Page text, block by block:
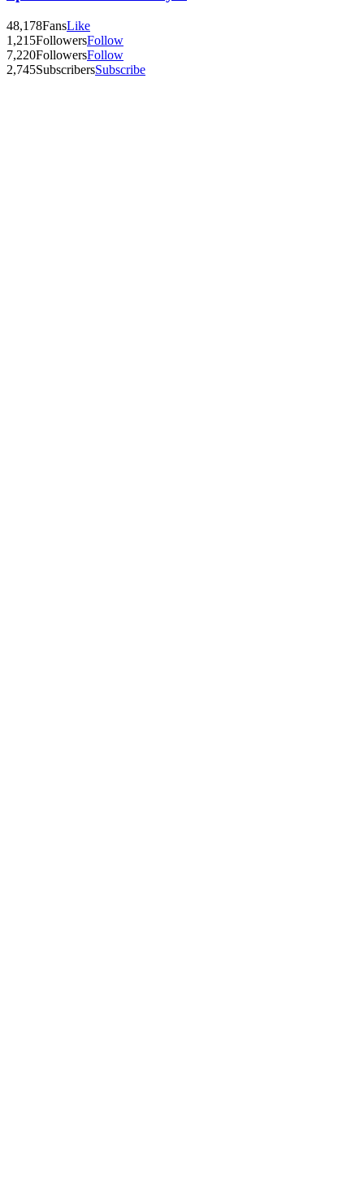
48,178FansLike
1,215FollowersFollow
7,220FollowersFollow
2,745SubscribersSubscribe